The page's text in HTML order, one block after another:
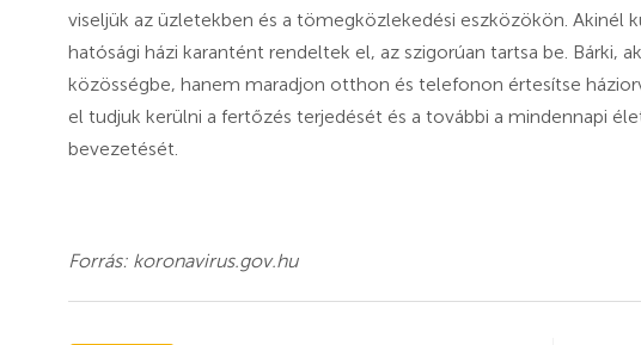
viseljük az üzletekben és a tömegközlekedési eszközökön. Akinél
hatósági házi karantént rendeltek el, az szigorúan tartsa be. Bárki,
közösségbe, hanem maradjon otthon és telefonon értesítse
el tudjuk kerülni a fertőzés terjedését és a további a mindennapi
bevezetését.
Forrás: koronavirus.gov.hu